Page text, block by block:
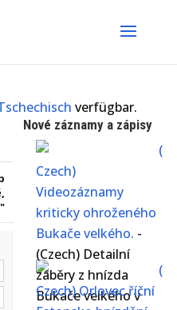
verfügbar.
Nové záznamy a zápisy
(
Czech)
Videozáznamy
kriticky ohroženého
Bukače velkého. -
(Czech) Detailní
záběry z hnízda
Bukače velkého v
(
Czech) Orlovec říční